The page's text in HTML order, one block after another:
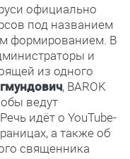
официально
под названием
формированием. В
и
из одного
, BAROK
ведут
идёт о YouTube-
а также об
священника